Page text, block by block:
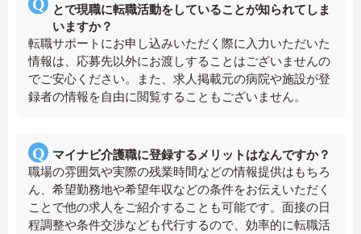
とで現職に転職活動をしていることが知られてしま
いますか？
転職サポートにお申し込みいただく際に入力いただいた
情報は、応募先以外にお渡しすることはございませんの
でご安心ください。また、求人掲載元の病院や施設が登
録者の情報を自由に閲覧することもございません。
マイナビ介護職に登録するメリットはなんですか？
職場の雰囲気や実際の残業時間などの情報提供はもちろ
ん、希望勤務地や希望年収などの条件をお伝えいただく
ことで他の求人をご紹介することも可能です。面接の日
程調整や条件交渉なども代行するので、効率的に転職活